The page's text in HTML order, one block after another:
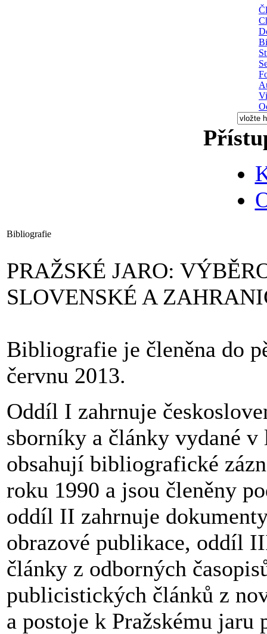
Bibliografie
PRAŽSKÉ JARO:
SLOVENSKÉ A
Bibliografie je členěna do
červnu 2013.
Oddíl I zahrnuje
sborníky a články vydané
obsahují bibliografické
roku 1990 a jsou členěny
oddíl II zahrnuje
obrazové publikace, oddíl
články z odborných
publicistických článků z
a postoje k Pražskému